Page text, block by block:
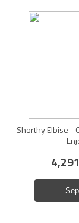
Shorthy Elbise -